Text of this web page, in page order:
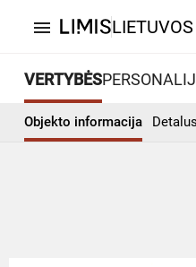
menu
VERTYBĖS
Objekto informacija